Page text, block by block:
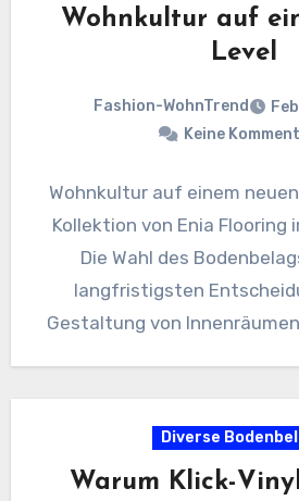
Wohnkultur auf
Level
Fashion-WohnTrend
Keine
Wohnkultur auf einem
Kollektion von Enia
Die Wahl des
langfristigsten
Gestaltung von
Diverse
Warum Klick-